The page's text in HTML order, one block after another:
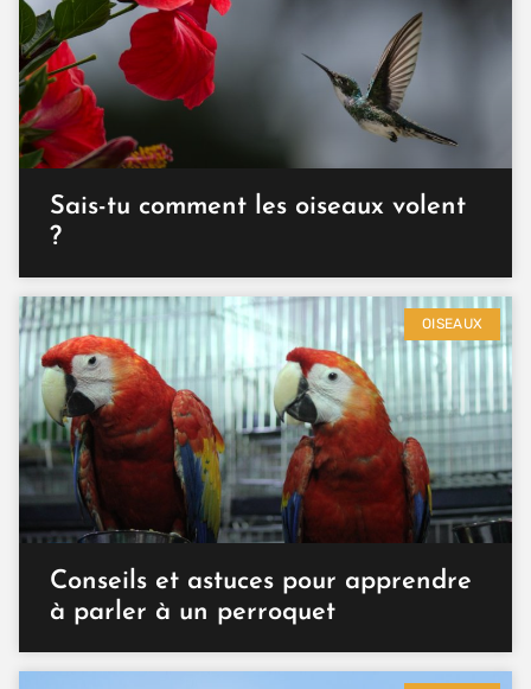
Sais-tu comment les oiseaux volent
?
OISEAUX
Conseils et astuces pour apprendre
à parler à un perroquet